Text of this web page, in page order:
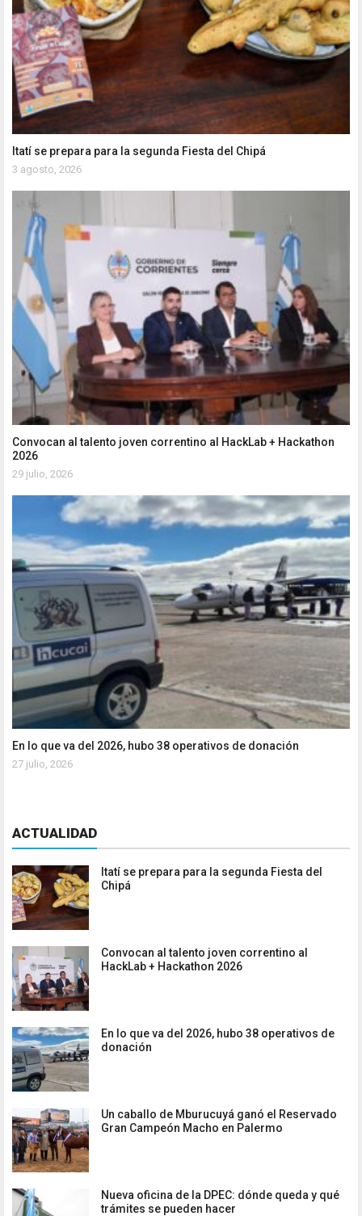
Itatí se prepara para la segunda Fiesta del Chipá
3 agosto, 2026
Convocan al talento joven correntino al HackLab + Hackathon
2026
29 julio, 2026
En lo que va del 2026, hubo 38 operativos de donación
27 julio, 2026
ACTUALIDAD
Itatí se prepara para la segunda Fiesta del
Chipá
Convocan al talento joven correntino al
HackLab + Hackathon 2026
En lo que va del 2026, hubo 38 operativos de
donación
Un caballo de Mburucuyá ganó el Reservado
Gran Campeón Macho en Palermo
Nueva oficina de la DPEC: dónde queda y qué
trámites se pueden hacer